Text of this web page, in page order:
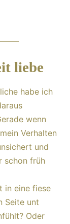
liebe
habe ich
wenn
Verhalten
und
schon früh
in eine fiese
Seite unt
Oder